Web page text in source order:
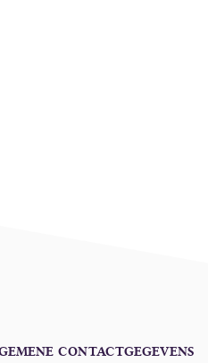
contactgegevens